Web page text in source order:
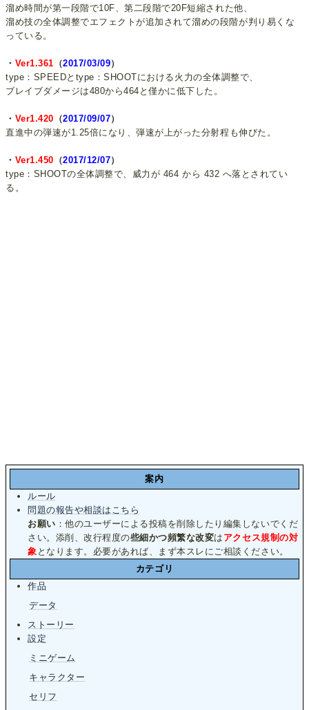
溜め時間が第一段階で10F、第二段階で20F短縮された他、
溜め技の全体調整でエフェクトが追加されて溜めの段階が判り易くな
っている。
・ Ver1.361 （2017/03/09）
type：SPEEDとtype：SHOOTにおける火力の全体調整で、
ブレイブダメージは480から464と僅かに低下した。
・ Ver1.420 （2017/09/07）
直進中の弾速が1.25倍になり、弾速が上がった分射程も伸びた。
・ Ver1.450 （2017/12/07）
type：SHOOTの全体調整で、威力が 464 から 432 へ落とされてい
る。
案内
ルール
問題の報告や相談はこちら
お願い ：他のユーザーによる投稿を削除したり編集しないでくだ
さい。添削、改行程度の些細かつ頻繁な改変は アクセス規制の対
象 となります。必要があれば、まず本スレにご相談ください。
カテゴリ
作品
データ
ストーリー
設定
ミニゲーム
キャラクター
セリフ